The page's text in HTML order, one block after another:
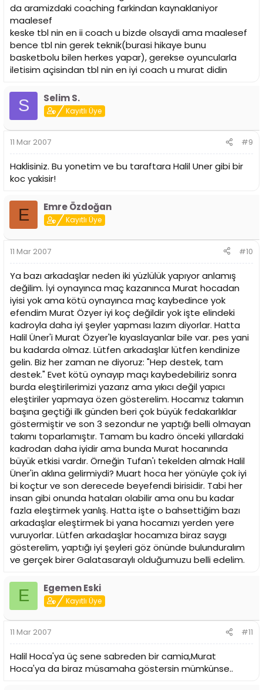
da aramizdaki coaching farkindan kaynaklaniyor
maalesef
keske tbl nin en ii coach u bizde olsaydi ama maalesef
bence tbl nin gerek teknik(burasi hikaye bunu
basketbolu bilen herkes yapar), gerekse oyuncularla
iletisim açisindan tbl nin en iyi coach u murat didin
S Selim S.
Kayıtlı Üye
11 Mar 2007 #9
Haklisiniz. Bu yonetim ve bu taraftara Halil Uner gibi bir
koc yakisir!
E Emre Özdoğan
Kayıtlı Üye
11 Mar 2007 #10
Ya bazı arkadaşlar neden iki yüzlülük yapıyor anlamış
değilim. İyi oynayınca maç kazanınca Murat hocadan
iyisi yok ama kötü oynayınca maç kaybedince yok
efendim Murat Özyer iyi koç değildir yok işte elindeki
kadroyla daha iyi şeyler yapması lazım diyorlar. Hatta
Halil Üner'i Murat Özyer'le kıyaslayanlar bile var. pes yani
bu kadarda olmaz. Lütfen arkadaşlar lütfen kendinize
gelin. Biz her zaman ne diyoruz: "Hep destek, tam
destek." Evet kötü oynayıp maçı kaybedebiliriz sonra
burda eleştirilerimizi yazarız ama yıkıcı değil yapıcı
eleştiriler yapmaya özen gösterelim. Hocamız takımın
başına geçtiği ilk günden beri çok büyük fedakarlıklar
göstermiştir ve son 3 sezondur ne yaptığı belli olmayan
takımı toparlamıştır. Tamam bu kadro önceki yıllardaki
kadrodan daha iyidir ama bunda Murat hocanında
büyük etkisi vardır. Örneğin Tufan'ı tekelden almak Halil
Üner'in aklına gelirmiydi? Muart hoca her yönüyle çok iyi
bi koçtur ve son derecede beyefendi birisidir. Tabi her
insan gibi onunda hataları olabilir ama onu bu kadar
fazla eleştirmek yanlış. Hatta işte o bahsettiğim bazı
arkadaşlar eleştirmek bi yana hocamızı yerden yere
vuruyorlar. Lütfen arkadaşlar hocamıza biraz saygı
gösterelim, yaptığı iyi şeyleri göz önünde bulunduralım
ve gerçek birer Galatasaraylı olduğumuzu belli edelim.
E Egemen Eski
Kayıtlı Üye
11 Mar 2007 #11
Halil Hoca'ya üç sene sabreden bir camia,Murat
Hoca'ya da biraz müsamaha göstersin mümkünse..